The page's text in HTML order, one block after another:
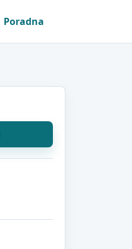
Poradna